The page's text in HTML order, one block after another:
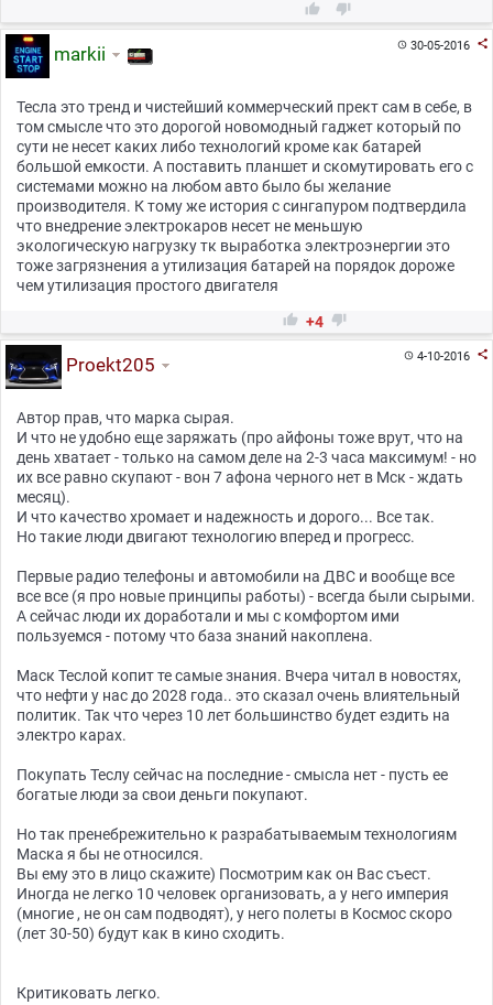
 
30-05-2016 
markii
Тесла это тренд и чистейший коммерческий прект сам в себе, в
том смысле что это дорогой новомодный гаджет который по
сути не несет каких либо технологий кроме как батарей
большой емкости. А поставить планшет и скомутировать его с
системами можно на любом авто было бы желание
производителя. К тому же история с сингапуром подтвердила
что внедрение электрокаров несет не меньшую
экологическую нагрузку тк выработка электроэнергии это
тоже загрязнения а утилизация батарей на порядок дороже
чем утилизация простого двигателя
 +4 
4-10-2016 
Proekt205
Автор прав, что марка сырая.
И что не удобно еще заряжать (про айфоны тоже врут, что на
день хватает - только на самом деле на 2-3 часа максимум! - но
их все равно скупают - вон 7 афона черного нет в Мск - ждать
месяц).
И что качество хромает и надежность и дорого... Все так.
Но такие люди двигают технологию вперед и прогресс.
Первые радио телефоны и автомобили на ДВС и вообще все
все все (я про новые принципы работы) - всегда были сырыми.
А сейчас люди их доработали и мы с комфортом ими
пользуемся - потому что база знаний накоплена.
Маск Теслой копит те самые знания. Вчера читал в новостях,
что нефти у нас до 2028 года.. это сказал очень влиятельный
политик. Так что через 10 лет большинство будет ездить на
электро карах.
Покупать Теслу сейчас на последние - смысла нет - пусть ее
богатые люди за свои деньги покупают.
Но так пренебрежительно к разрабатываемым технологиям
Маска я бы не относился.
Вы ему это в лицо скажите) Посмотрим как он Вас съест.
Иногда не легко 10 человек организовать, а у него империя
(многие , не он сам подводят), у него полеты в Космос скоро
(лет 30-50) будут как в кино сходить.
Критиковать легко.